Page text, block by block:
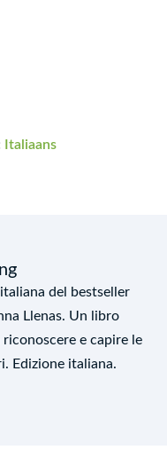
Italiaans
del bestseller
Llenas. Un libro
e capire le
Edizione italiana.